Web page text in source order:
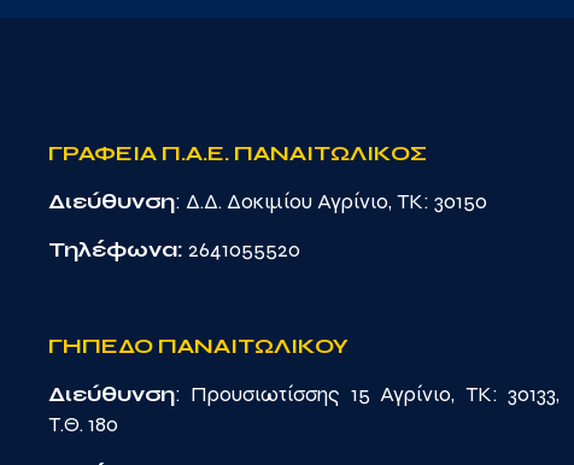
ΓΡΑΦΕΙΑ Π.Α.Ε. ΠΑΝΑΙΤΩΛΙΚΟΣ
Διεύθυνση: Δ.Δ. Δοκιμίου Αγρίνιο, TK: 30150
Τηλέφωνα: 2641055520
ΓΗΠΕΔΟ ΠΑΝΑΙΤΩΛΙΚΟΥ
Διεύθυνση: Προυσιωτίσσης 15 Αγρίνιο, TK: 30133,
Τ.Θ. 180